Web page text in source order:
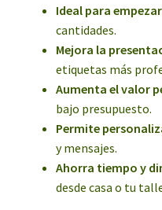
Ideal para empezar
cantidades.
Mejora la
etiquetas más
Aumenta el valor
bajo presupuesto.
Permite
y mensajes.
Ahorra tiempo y
desde casa o tu